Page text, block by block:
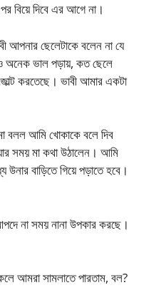
বিয়ে দিবে এর আগে না।
আপনার ছেলেটাকে বলেন না যে
অনেক ভাল পড়ায়, কত ছেলে
করতেছে। ভাবী আমার একটা
বলল আমি খোকাকে বলে দিব
সময় মা কথা উঠালেন। আমি
বাড়িতে গিয়ে পড়াতে হবে।
না সময় নানা উপকার করছে।
আমরা সামলাতে পারতাম, বল?